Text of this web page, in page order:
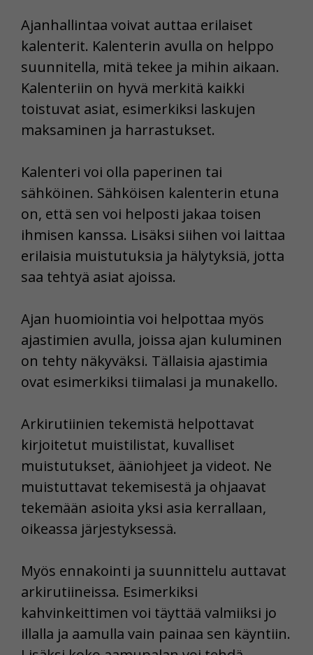
Ajanhallintaa voivat auttaa erilaiset
kalenterit. Kalenterin avulla on helppo
suunnitella, mitä tekee ja mihin aikaan.
Kalenteriin on hyvä merkitä kaikki
toistuvat asiat, esimerkiksi laskujen
maksaminen ja harrastukset.
Kalenteri voi olla paperinen tai
sähköinen. Sähköisen kalenterin etuna
on, että sen voi helposti jakaa toisen
ihmisen kanssa. Lisäksi siihen voi laittaa
erilaisia muistutuksia ja hälytyksiä, jotta
saa tehtyä asiat ajoissa.
Ajan huomiointia voi helpottaa myös
ajastimien avulla, joissa ajan kuluminen
on tehty näkyväksi. Tällaisia ajastimia
ovat esimerkiksi tiimalasi ja munakello.
Arkirutiinien tekemistä helpottavat
kirjoitetut muistilistat, kuvalliset
muistutukset, ääniohjeet ja videot. Ne
muistuttavat tekemisestä ja ohjaavat
tekemään asioita yksi asia kerrallaan,
oikeassa järjestyksessä.
Myös ennakointi ja suunnittelu auttavat
arkirutiineissa. Esimerkiksi
kahvinkeittimen voi täyttää valmiiksi jo
illalla ja aamulla vain painaa sen käyntiin.